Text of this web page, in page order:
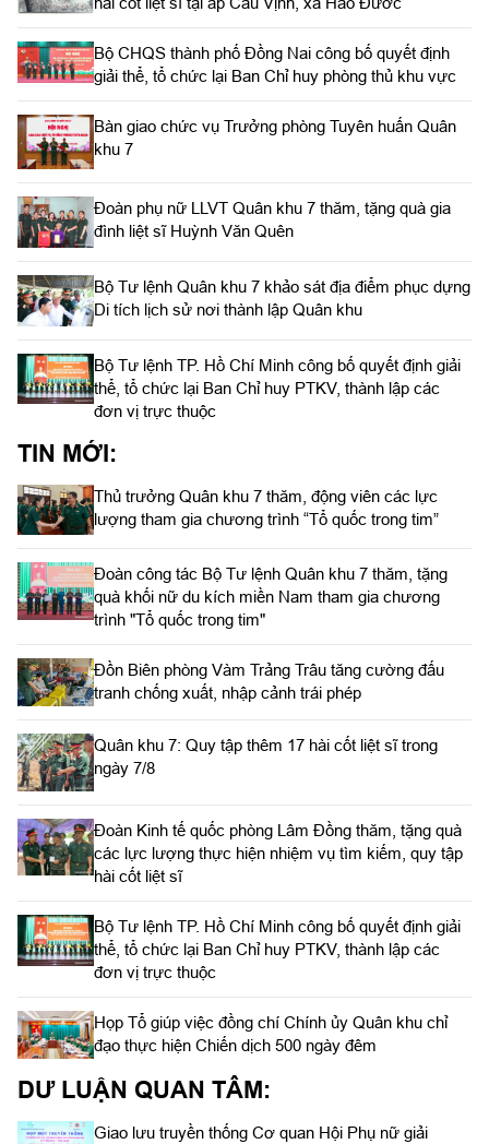
Bộ CHQS thành phố Đồng Nai công bố quyết định
giải thể, tổ chức lại Ban Chỉ huy phòng thủ khu vực
Bàn giao chức vụ Trưởng phòng Tuyên huấn Quân
khu 7
Đoàn phụ nữ LLVT Quân khu 7 thăm, tặng quà gia
đình liệt sĩ Huỳnh Văn Quên
Bộ Tư lệnh Quân khu 7 khảo sát địa điểm phục dựng
Di tích lịch sử nơi thành lập Quân khu
Bộ Tư lệnh TP. Hồ Chí Minh công bố quyết định giải
thể, tổ chức lại Ban Chỉ huy PTKV, thành lập các
đơn vị trực thuộc
TIN MỚI:
Thủ trưởng Quân khu 7 thăm, động viên các lực
lượng tham gia chương trình “Tổ quốc trong tim”
Đoàn công tác Bộ Tư lệnh Quân khu 7 thăm, tặng
quà khối nữ du kích miền Nam tham gia chương
trình "Tổ quốc trong tim"
Đồn Biên phòng Vàm Trảng Trâu tăng cường đấu
tranh chống xuất, nhập cảnh trái phép
Quân khu 7: Quy tập thêm 17 hài cốt liệt sĩ trong
ngày 7/8
Đoàn Kinh tế quốc phòng Lâm Đồng thăm, tặng quà
các lực lượng thực hiện nhiệm vụ tìm kiếm, quy tập
hài cốt liệt sĩ
Bộ Tư lệnh TP. Hồ Chí Minh công bố quyết định giải
thể, tổ chức lại Ban Chỉ huy PTKV, thành lập các
đơn vị trực thuộc
Họp Tổ giúp việc đồng chí Chính ủy Quân khu chỉ
đạo thực hiện Chiến dịch 500 ngày đêm
DƯ LUẬN QUAN TÂM:
Giao lưu truyền thống Cơ quan Hội Phụ nữ giải